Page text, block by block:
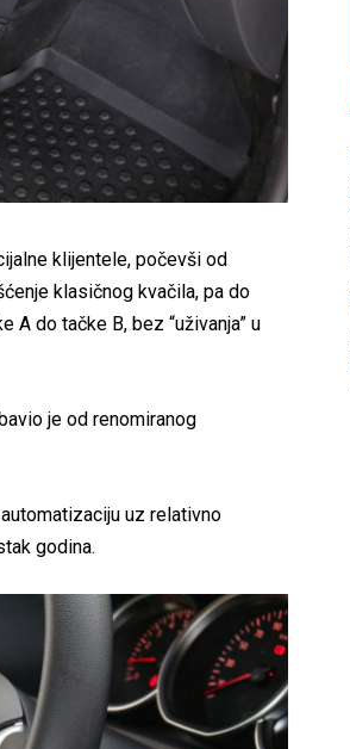
klijentele, počevši od
klasičnog kvačila, pa do
do tačke B, bez “uživanja” u
je od renomiranog
uz relativno
godina.